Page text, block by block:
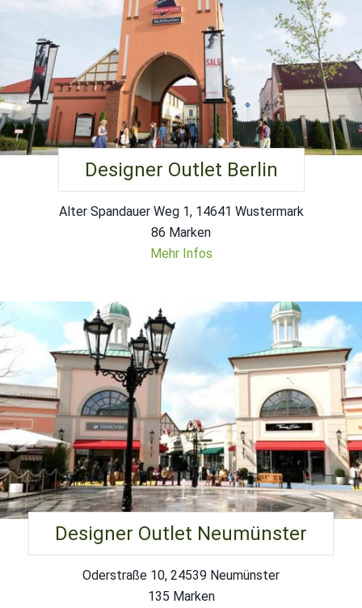
Designer Outlet Berlin
Alter Spandauer Weg 1, 14641 Wustermark
86 Marken
Mehr Infos
Designer Outlet Neumünster
Oderstraße 10, 24539 Neumünster
135 Marken